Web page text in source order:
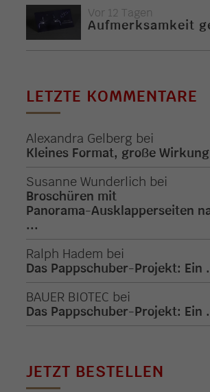
Vor 12 Tagen
Aufmerksamkeit
LETZTE KOMMENTARE
Alexandra Gelberg bei
Kleines Format, große
Susanne Wunderlich bei
Broschüren mit
Panorama-Ausklapperseiten
...
Ralph Hadem bei
Das Pappschuber-Projekt: Ein
BAUER BIOTEC bei
Das Pappschuber-Projekt: Ein
JETZT BESTELLEN